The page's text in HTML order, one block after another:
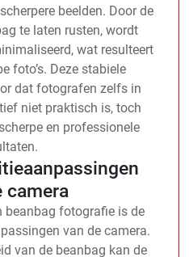
beelden. Door de
te laten rusten, wordt
wat resulteert
foto’s. Deze stabiele
dat fotografen zelfs in
niet praktisch is, toch
en professionele
camera
beanbag fotografie is de
van de camera.
van de beanbag kan de